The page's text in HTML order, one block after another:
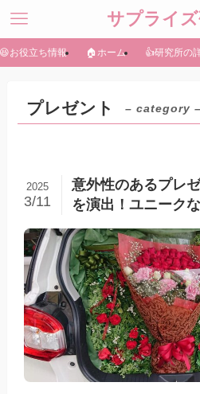
サプライ
😆お役立ち情報 🏠ホーム 👍研究所の
プレゼント – category –
意外性のあるプレ
を演出！ユニーク
2025
3/11